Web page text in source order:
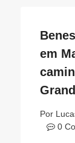
em
Por
0